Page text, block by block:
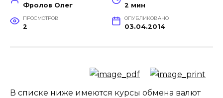
Фролов Олег 2 мин
ПРОСМОТРОВ
2
ОПУБЛИКОВАНО
03.04.2014
В списке ниже имеются курсы обмена валют